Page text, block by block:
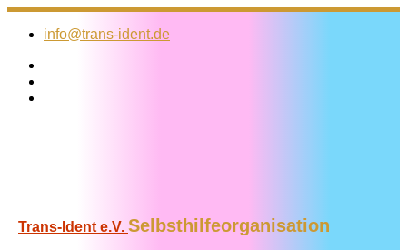
Zum
Inhalt
info@trans-ident.de
Trans-Ident e.V. Selbsthilfeorganisation